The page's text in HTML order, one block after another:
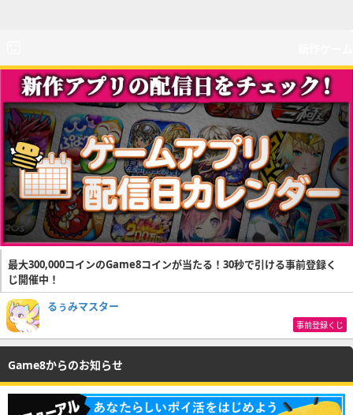
最大300,000コインのGame8コインが当たる！30秒で引ける事前登録く
じ開催中！
るぅみマスター
事前登録くじ
Game8からのお知らせ